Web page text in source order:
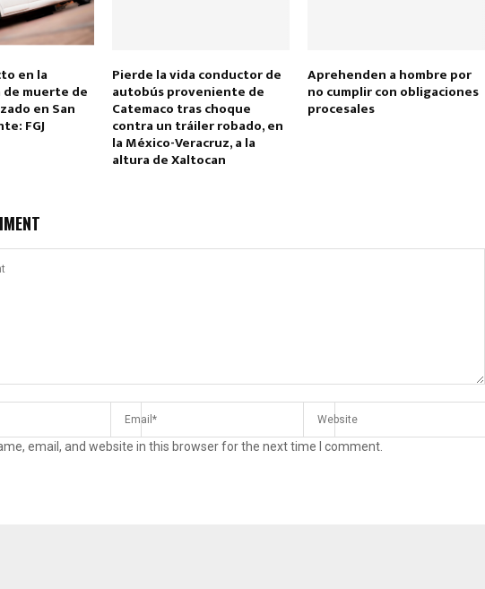
en la
de muerte de
en San
FGJ
Pierde la vida conductor de
autobús proveniente de
Catemaco tras choque
contra un tráiler robado, en
la México-Veracruz, a la
altura de Xaltocan
Aprehenden a hombre por
no cumplir con obligaciones
procesales
email, and website in this browser for the next time I comment.